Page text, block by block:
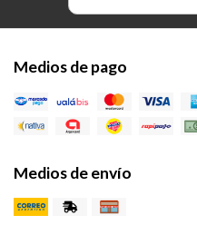
Medios de pago
Medios de envío